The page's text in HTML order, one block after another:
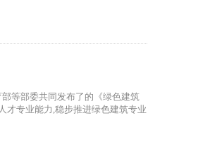
等部委共同发布了的《绿色建筑
才专业能力,稳步推进绿色建筑专业